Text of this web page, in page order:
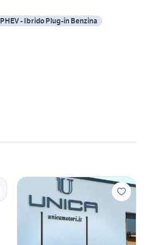
PHEV - Ibrido Plug-in Benzina